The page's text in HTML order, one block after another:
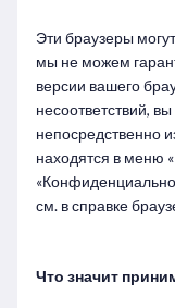
Эти браузеры
мы не можем
версии вашего
несоответствий,
непосредственно
находятся в меню
см. в справке
Что значит